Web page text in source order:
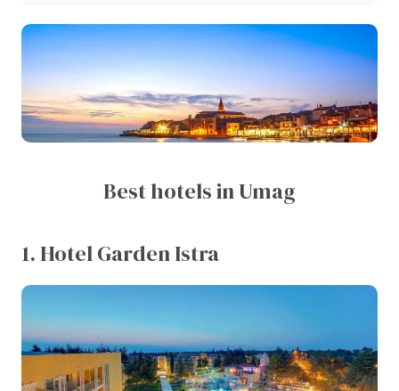
Best hotels in Umag
1. Hotel Garden Istra